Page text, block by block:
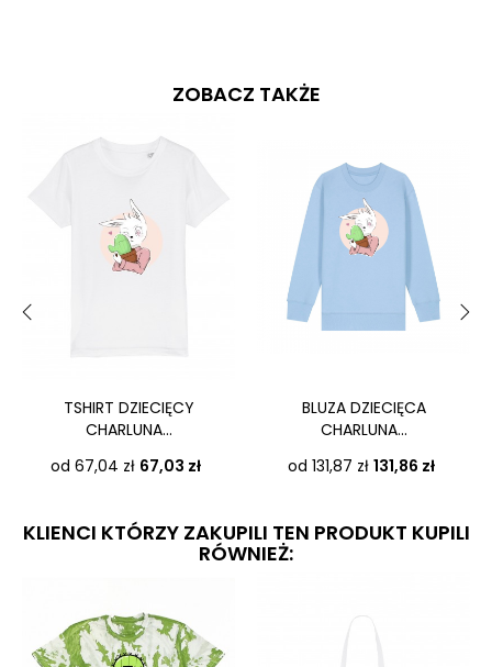
ZOBACZ TAKŻE
TSHIRT DZIECIĘCY
CHARLUNA...
od 67,04 zł Cena
67,03 zł
BLUZA DZIECIĘCA
CHARLUNA...
od 131,87 zł Cena
131,86 zł
KLIENCI KTÓRZY ZAKUPILI TEN PRODUKT KUPILI
RÓWNIEŻ: